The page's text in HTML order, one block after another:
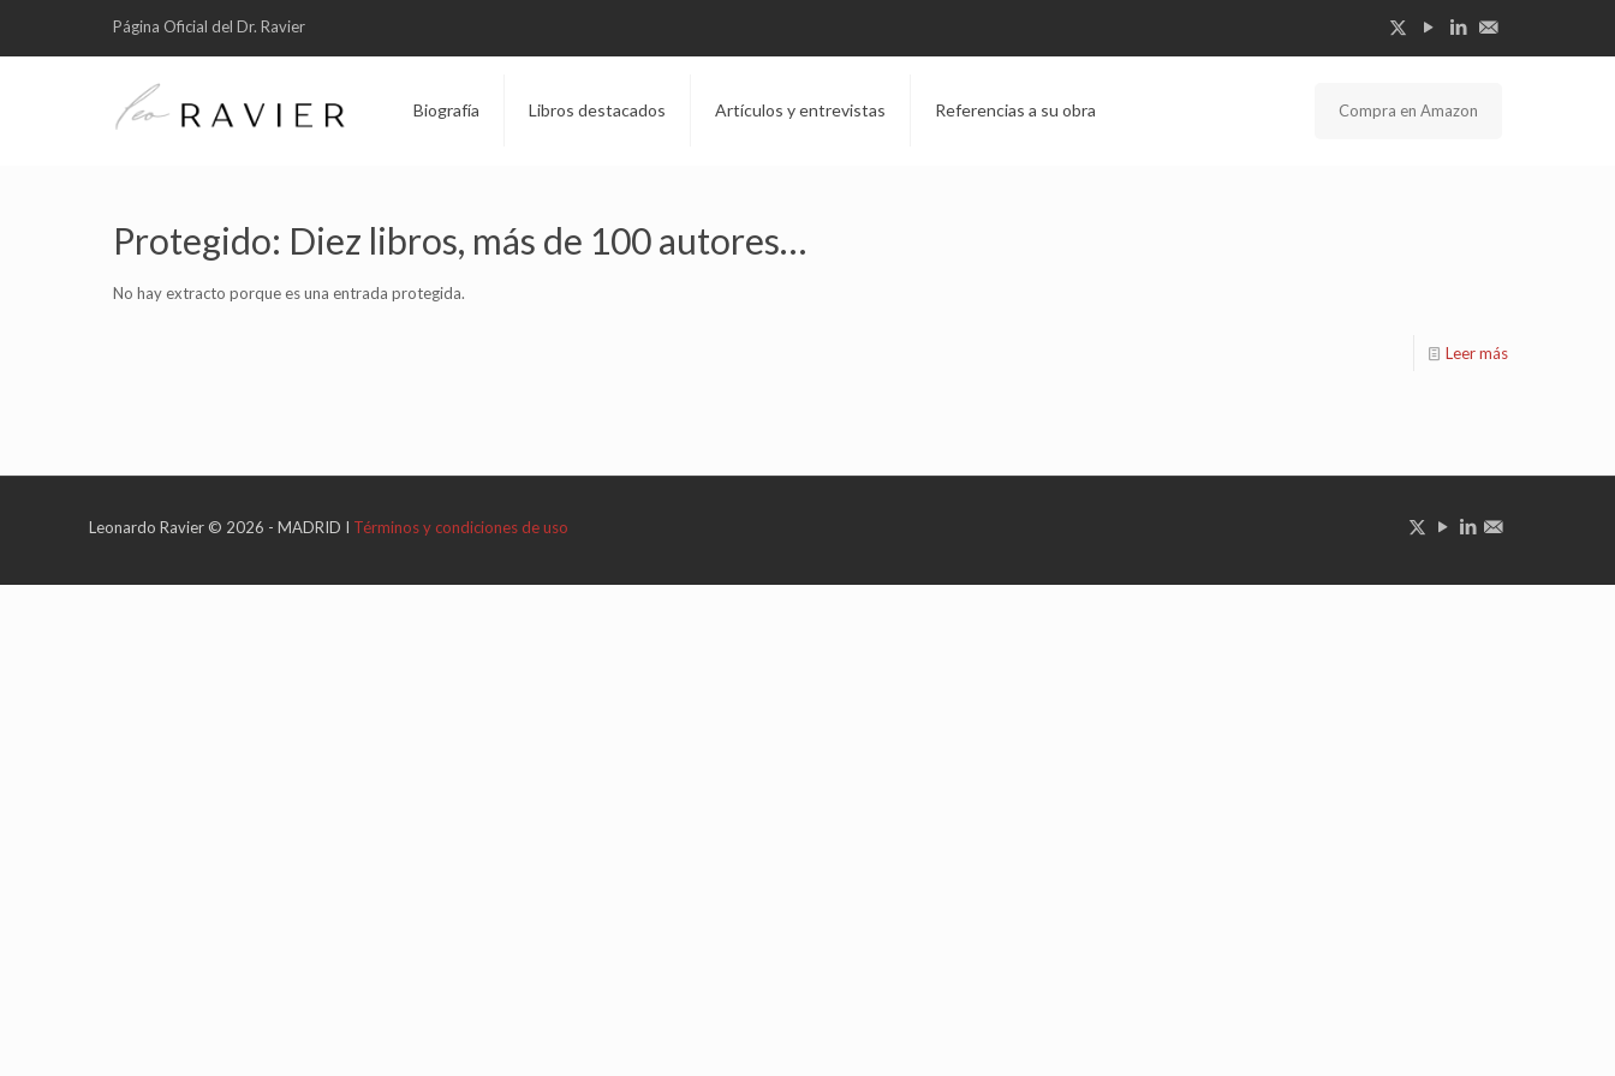
Página Oficial del Dr. Ravier
Biografía Libros destacados Artículos y entrevistas Referencias a su obra Compra en Amazon
Protegido: Diez libros, más de 100 autores…
No hay extracto porque es una entrada protegida.
Leer más
Leonardo Ravier © 2026 - MADRID I Términos y condiciones de uso